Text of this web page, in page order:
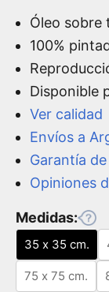
Óleo sobre
100%
Disponible
Ver calidad
Envíos a
Garantía
Opiniones
Medidas:
35 x 35 cm.
75 x 75 cm.